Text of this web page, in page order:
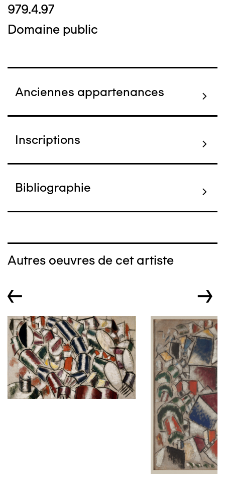
979.4.97
Domaine public
Anciennes appartenances
Inscriptions
Bibliographie
Autres oeuvres de cet artiste
← →